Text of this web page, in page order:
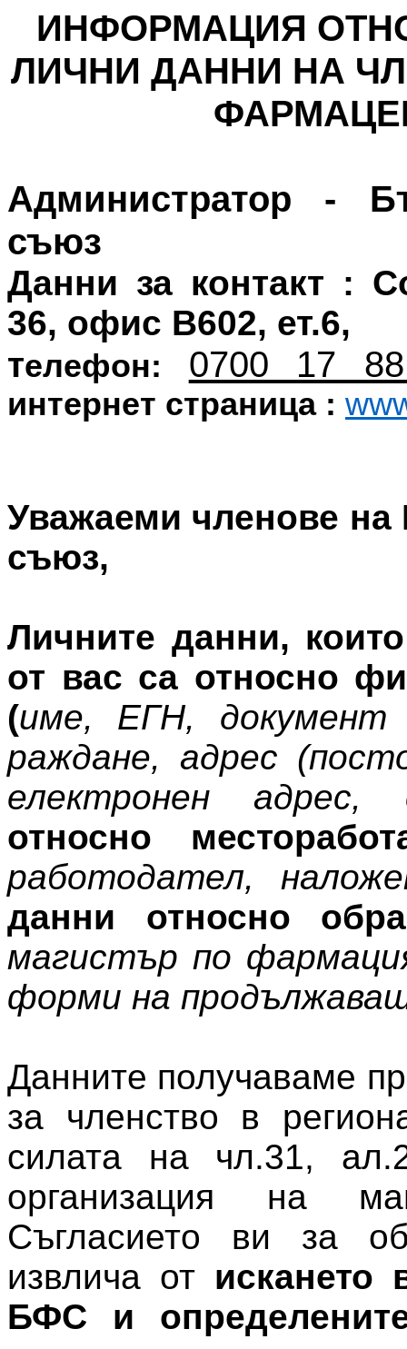
ИНФОРМАЦИЯ
ЛИЧНИ ДАННИ НА
Администратор -
съюз
Данни за контакт :
36, офис В602, ет.6,
телефон: 0700 17
интернет страница :
Уважаеми членове
съюз,
Личните данни,
от вас са относно
(име, ЕГН, документ
раждане, адрес
електронен адрес,
относно
работодател,
данни относно
магистър по
форми на
Данните получаваме
за членство в
силата на чл.31,
организация на
Съгласието ви за
извлича от искането
БФС и